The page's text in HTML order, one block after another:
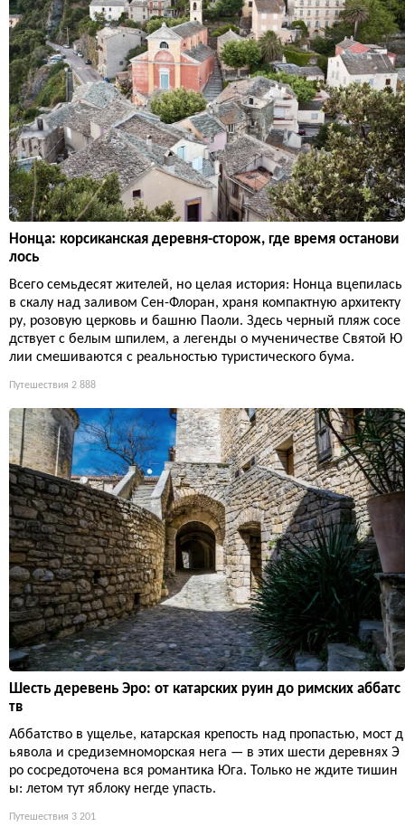
Нонца: корсиканская деревня-сторож, где время останови
лось
Всего семьдесят жителей, но целая история: Нонца вцепилась
в скалу над заливом Сен-Флоран, храня компактную архитекту
ру, розовую церковь и башню Паоли. Здесь черный пляж сосе
дствует с белым шпилем, а легенды о мученичестве Святой Ю
лии смешиваются с реальностью туристического бума.
Путешествия 2 888
Шесть деревень Эро: от катарских руин до римских аббатс
тв
Аббатство в ущелье, катарская крепость над пропастью, мост д
ьявола и средиземноморская нега — в этих шести деревнях Э
ро сосредоточена вся романтика Юга. Только не ждите тишин
ы: летом тут яблоку негде упасть.
Путешествия 3 201